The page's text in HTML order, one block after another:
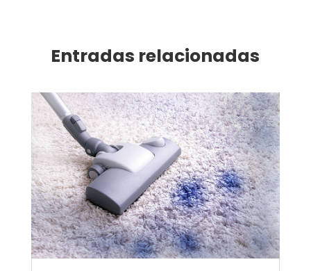
Entradas relacionadas